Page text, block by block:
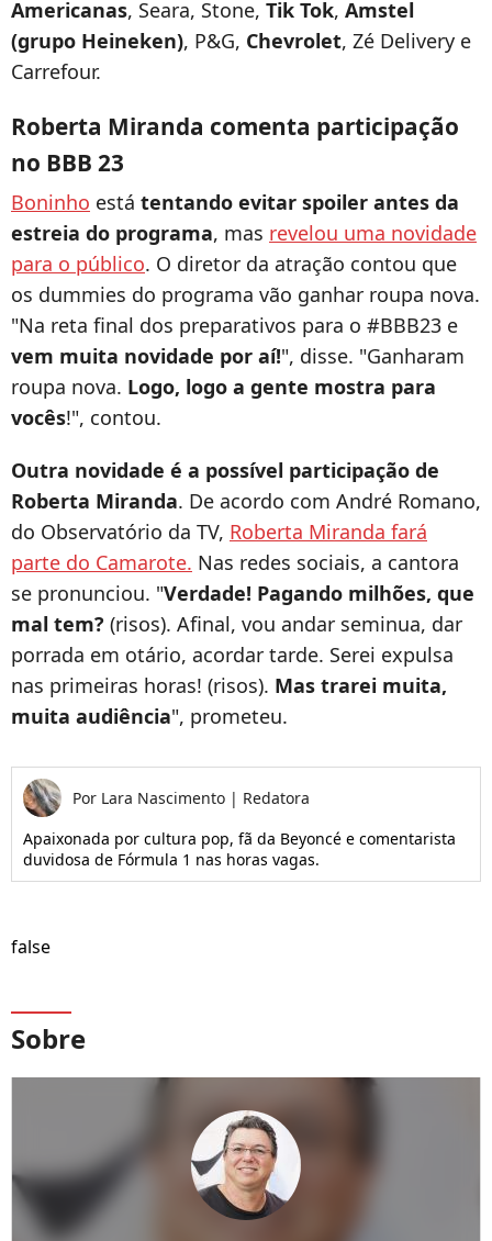
Americanas, Seara, Stone, Tik Tok, Amstel
(grupo Heineken), P&G, Chevrolet, Zé Delivery e
Carrefour.
Roberta Miranda comenta participação
no BBB 23
Boninho está tentando evitar spoiler antes da
estreia do programa, mas revelou uma novidade
para o público. O diretor da atração contou que
os dummies do programa vão ganhar roupa nova.
"Na reta final dos preparativos para o #BBB23 e
vem muita novidade por aí!", disse. "Ganharam
roupa nova. Logo, logo a gente mostra para
vocês!", contou.
Outra novidade é a possível participação de
Roberta Miranda. De acordo com André Romano,
do Observatório da TV, Roberta Miranda fará
parte do Camarote. Nas redes sociais, a cantora
se pronunciou. "Verdade! Pagando milhões, que
mal tem? (risos). Afinal, vou andar seminua, dar
porrada em otário, acordar tarde. Serei expulsa
nas primeiras horas! (risos). Mas trarei muita,
muita audiência", prometeu.
Por Lara Nascimento | Redatora
Apaixonada por cultura pop, fã da Beyoncé e comentarista
duvidosa de Fórmula 1 nas horas vagas.
false
Sobre